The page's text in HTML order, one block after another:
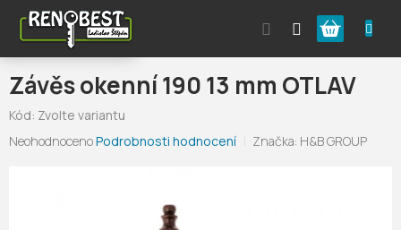
obsah
Nákupní
košík
Závěs okenní 190 13 mm OTLAV
Kód: Zvolte variantu
Průměrné
NeohodnocenoPodrobnosti hodnocení Značka: H&B GROUP